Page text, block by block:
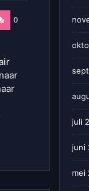
0
juli
juni
mei